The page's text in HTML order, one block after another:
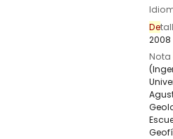
De
2008
Nota